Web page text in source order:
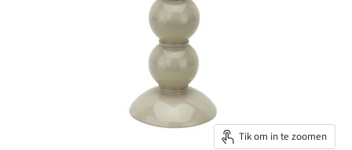
Tik om in te zoomen